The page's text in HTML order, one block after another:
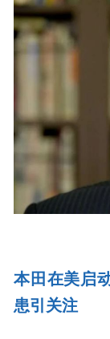
本田在美启
患引关注